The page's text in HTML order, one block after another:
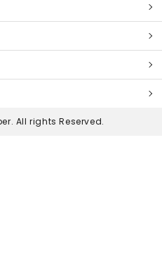
All rights Reserved.